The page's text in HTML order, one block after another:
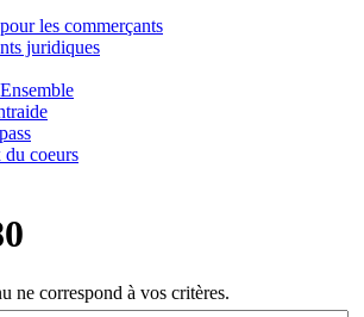
les commerçants
juridiques
coeurs
ne correspond à vos critères.